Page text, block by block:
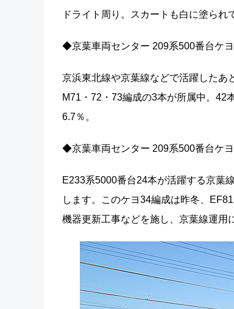
ドライト周り。スカートも白に塗られ
◆京葉車両センター 209系500番台ケ
京浜東北線や京葉線などで活躍したあ
M71・72・73編成の3本が所属中。42
6.7％。
◆京葉車両センター 209系500番台ケ
E233系5000番台24本が活躍する京葉
します。このケヨ34編成は昨冬、
機器更新工事などを施し、京葉線運用